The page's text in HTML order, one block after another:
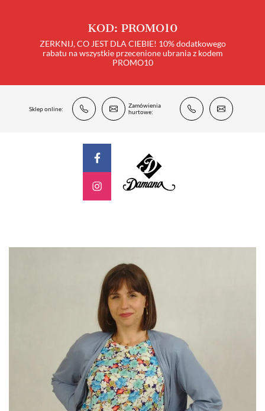
KOD: PROMO10
ZERKNIJ, CO JEST DLA CIEBIE! 10% dodatkowego
rabatu na wszystkie przecenione ubrania z kodem
PROMO10
Sklep online:
Zamówienia
hurtowe: